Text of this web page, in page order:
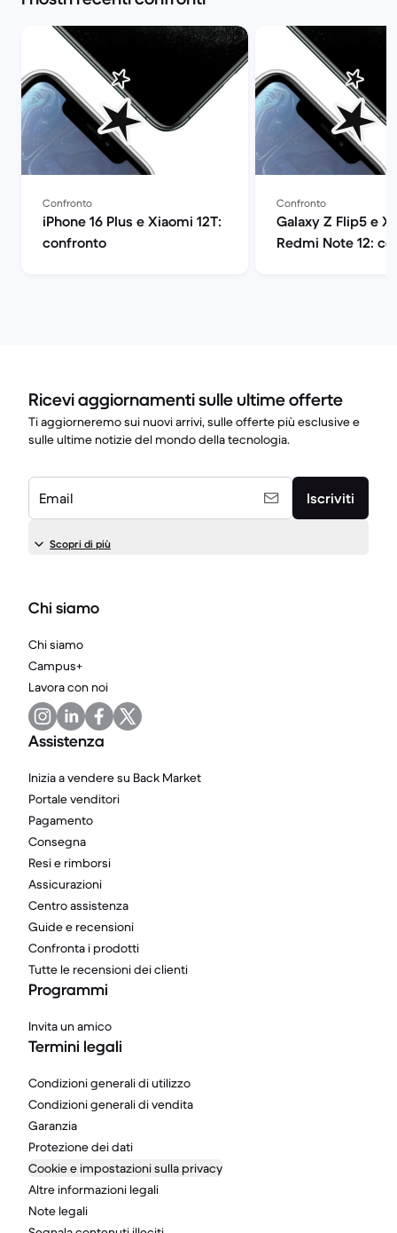
Confronto
iPhone 16 Plus e Xiaomi 12T:
confronto
Confronto
Galaxy Z Flip5 e
Redmi Note 12:
Ricevi aggiornamenti sulle ultime offerte
Ti aggiorneremo sui nuovi arrivi, sulle offerte più esclusive e
sulle ultime notizie del mondo della tecnologia.
Email Iscriviti
Scopri di più
Chi siamo
Chi siamo
Campus+
Lavora con noi
Assistenza
Inizia a vendere su Back Market
Portale venditori
Pagamento
Consegna
Resi e rimborsi
Assicurazioni
Centro assistenza
Guide e recensioni
Confronta i prodotti
Tutte le recensioni dei clienti
Programmi
Invita un amico
Termini legali
Condizioni generali di utilizzo
Condizioni generali di vendita
Garanzia
Protezione dei dati
Cookie e impostazioni sulla privacy
Altre informazioni legali
Note legali